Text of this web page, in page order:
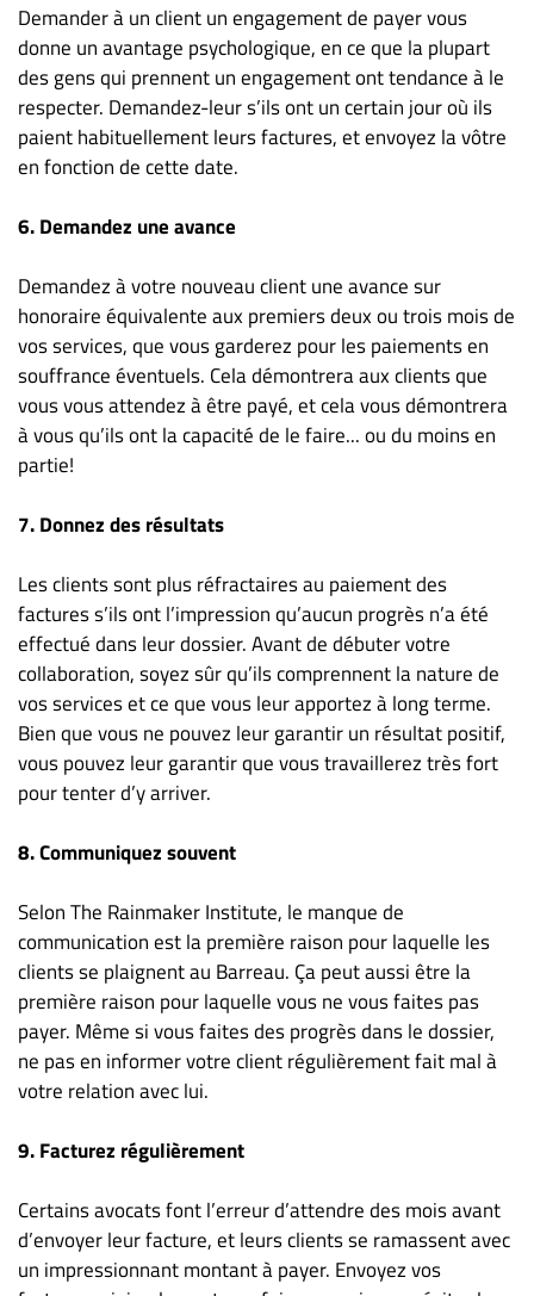
Demander à un client un engagement de payer vous
donne un avantage psychologique, en ce que la plupart
des gens qui prennent un engagement ont tendance à le
respecter. Demandez-leur s’ils ont un certain jour où ils
paient habituellement leurs factures, et envoyez la vôtre
en fonction de cette date.
6. Demandez une avance
Demandez à votre nouveau client une avance sur
honoraire équivalente aux premiers deux ou trois mois de
vos services, que vous garderez pour les paiements en
souffrance éventuels. Cela démontrera aux clients que
vous vous attendez à être payé, et cela vous démontrera
à vous qu’ils ont la capacité de le faire... ou du moins en
partie!
7. Donnez des résultats
Les clients sont plus réfractaires au paiement des
factures s’ils ont l’impression qu’aucun progrès n’a été
effectué dans leur dossier. Avant de débuter votre
collaboration, soyez sûr qu’ils comprennent la nature de
vos services et ce que vous leur apportez à long terme.
Bien que vous ne pouvez leur garantir un résultat positif,
vous pouvez leur garantir que vous travaillerez très fort
pour tenter d’y arriver.
8. Communiquez souvent
Selon The Rainmaker Institute, le manque de
communication est la première raison pour laquelle les
clients se plaignent au Barreau. Ça peut aussi être la
première raison pour laquelle vous ne vous faites pas
payer. Même si vous faites des progrès dans le dossier,
ne pas en informer votre client régulièrement fait mal à
votre relation avec lui.
9. Facturez régulièrement
Certains avocats font l’erreur d’attendre des mois avant
d’envoyer leur facture, et leurs clients se ramassent avec
un impressionnant montant à payer. Envoyez vos